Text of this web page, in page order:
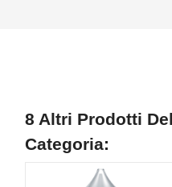
8 Altri Prodotti
Categoria: